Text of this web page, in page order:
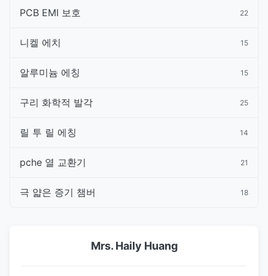
PCB EMI 보호 22
니켈 에치 15
알루미늄 에칭 15
구리 화학적 발각 25
릴 투 릴 에칭 14
pche 열 교환기 21
극 얇은 증기 챔버 18
Mrs. Haily Huang